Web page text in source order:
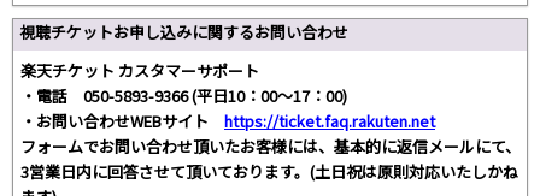
視聴チケットお申し込みに関するお問い合わせ
楽天チケット カスタマーサポート
・電話 050-5893-9366 (平日10：00～17：00)
・お問い合わせWEBサイト https://ticket.faq.rakuten.net
フォームでお問い合わせ頂いたお客様には、基本的に返信メールにて、
3営業日内に回答させて頂いております。(土日祝は原則対応いたしかね